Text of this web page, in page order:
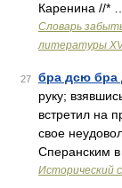
Каренина //* …
Словарь
литературы
27 бра дсю бра
руку;
встретил на
свое
Сперанским
Исторический